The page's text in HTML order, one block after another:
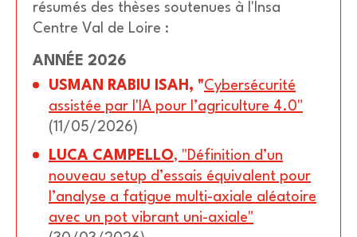
résumés des thèses soutenues à l'Insa
Centre Val de Loire :
ANNÉE 2026
USMAN RABIU ISAH, "Cybersécurité
assistée par l'IA pour l’agriculture 4.0"
(11/05/2026)
LUCA CAMPELLO, "Définition d’un
nouveau setup d’essais équivalent pour
l’analyse a fatigue multi-axiale aléatoire
avec un pot vibrant uni-axiale"